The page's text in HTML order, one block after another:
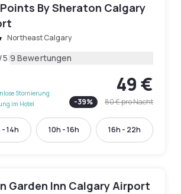
By Sheraton Calgary
Northeast Calgary
/5|9 Bewertungen
Stornierung
im Hotel
49 €
-39% 80 €pro Nacht
14h 10h - 16h 16h - 22h
Garden Inn Calgary Airport